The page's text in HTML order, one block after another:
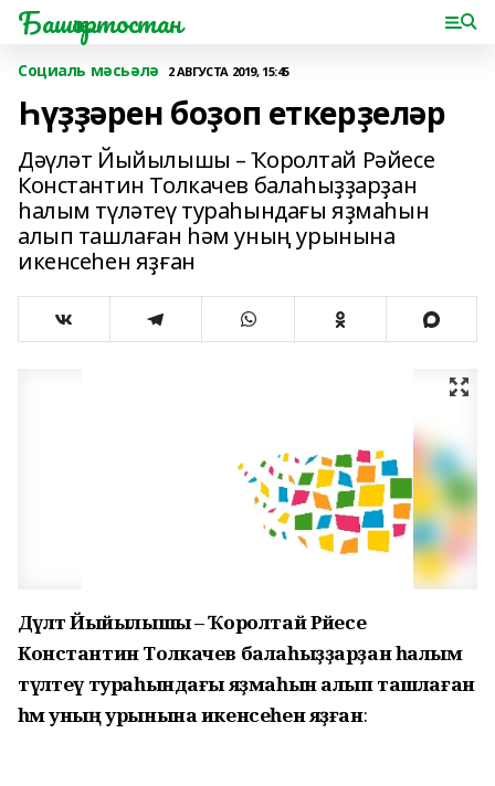
Башҡортостан
Социаль мәсьәлә 2 АВГУСТА 2019, 15:45
Һүҙҙәрен боҙоп еткерҙеләр
Дәүләт Йыйылышы – Ҡоролтай Рәйесе
Константин Толкачев балаһыҙҙарҙан
һалым түләтеү тураһындағы яҙмаһын
алып ташлаған һәм уның урынына
икенсеһен яҙған
Дәүләт Йыйылышы – Ҡоролтай Рәйесе
Константин Толкачев балаһыҙҙарҙан һалым
түләтеү тураһындағы яҙмаһын алып ташлаған
һәм уның урынына икенсеһен яҙған: